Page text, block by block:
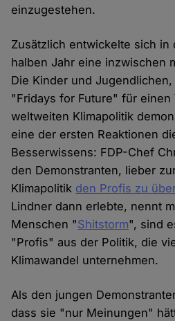
einzugestehen.
Zusätzlich entwickelte sich in
halben Jahr eine inzwischen
Die Kinder und
"Fridays for Future" für einen
weltweiten Klimapolitik
eine der ersten Reaktionen
Besserwissens: FDP-Chef
den Demonstranten, lieber
Klimapolitik den Profis zu
Lindner dann erlebte, nennt
Menschen "Shitstorm", sind
"Profis" aus der Politik, die
Klimawandel unternehmen.
Als den jungen
dass sie "nur Meinungen"